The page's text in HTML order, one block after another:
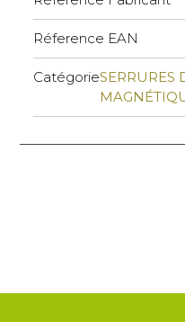
Réference EAN
CatégorieSERRURES